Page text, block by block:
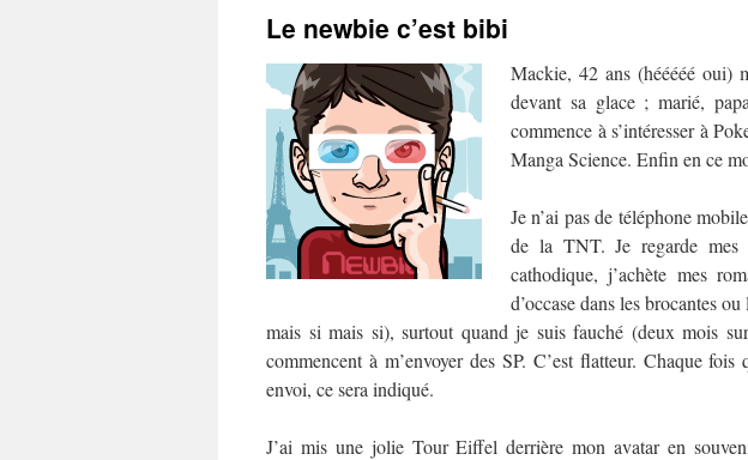
Le newbie c’est bibi
Mackie, 42 ans (hééééé oui)
devant sa glace ; marié,
commence à s’intéresser à
Manga Science. Enfin en ce
Je n’ai pas de téléphone
de la TNT. Je regarde
cathodique, j’achète mes
d’occase dans les brocantes
mais si mais si), surtout quand je suis fauché (deux mois
commencent à m’envoyer des SP. C’est flatteur. Chaque
envoi, ce sera indiqué.
J’ai mis une jolie Tour Eiffel derrière mon avatar en